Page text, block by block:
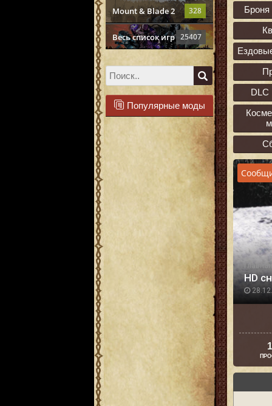
Mount & Blade 2 328
Весь список игр 25407
Популярные моды
DLC
Главная
HD